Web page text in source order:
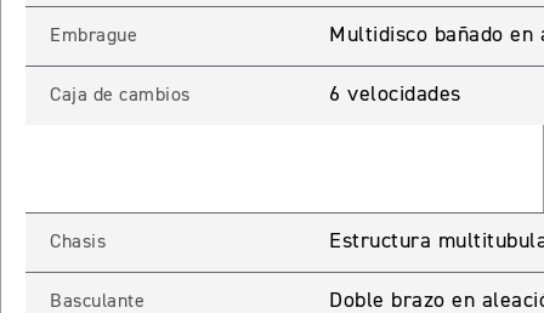
MOTO2
STREET TRIPLE 765 MOTO2
NEWSPEED TRIPLE 1200 RS
Precio desde $20.090.000
Embrague Multidisco bañado en
Caja de cambios 6 velocidades
Chasis Estructura
Basculante Doble brazo en